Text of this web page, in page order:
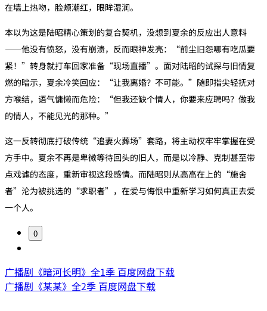
在墙上热吻，脸颊潮红，眼眸湿润。
本以为这是陆昭精心策划的复合契机，没想到夏余的反应出人意料
——他没有愤怒，没有崩溃，反而眼神发亮：“前尘旧怨哪有吃瓜要
紧！”转身就打车回家准备“现场直播”。面对陆昭的试探与旧情复
燃的暗示，夏余冷笑回应：“让我离婚？不可能。”随即指尖轻抚对
方喉结，语气慵懒而危险：“但我还缺个情人，你要来应聘吗？做我
的情人，不能见光的那种。”
这一反转彻底打破传统“追妻火葬场”套路，将主动权牢牢掌握在受
方手中。夏余不再是卑微等待回头的旧人，而是以冷静、克制甚至带
点戏谑的态度，重新审视这段感情。而陆昭则从高高在上的“施舍
者”沦为被挑选的“求职者”，在爱与悔恨中重新学习如何真正去爱
一个人。
0
广播剧《暗河长明》全1季 百度网盘下载
广播剧《某某》全2季 百度网盘下载